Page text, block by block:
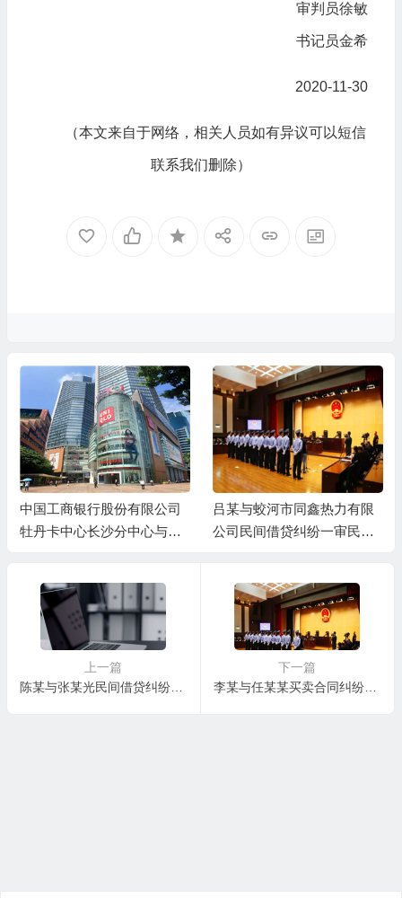
审判员徐敏
书记员金希
2020-11-30
（本文来自于网络，相关人员如有异议可以短信
联系我们删除）
中国工商银行股份有限公司
牡丹卡中心长沙分中心与谷
吕某与蛟河市同鑫热力有限
公司民间借贷纠纷一审民事
上一篇
陈某与张某光民间借贷纠纷一审民事判决书
下一篇
李某与任某某买卖合同纠纷一审民事判决书